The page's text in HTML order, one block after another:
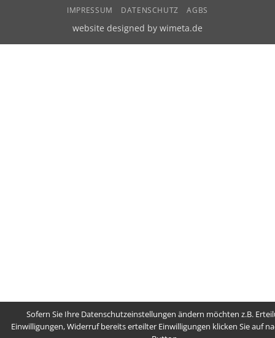
IMPRESSUM DATENSCHUTZ AGBS
website designed by wimeta.de
Sofern Sie Ihre Datenschutzeinstellungen ändern möchten z.B.
Einwilligungen, Widerruf bereits erteilter Einwilligungen klicken Sie auf